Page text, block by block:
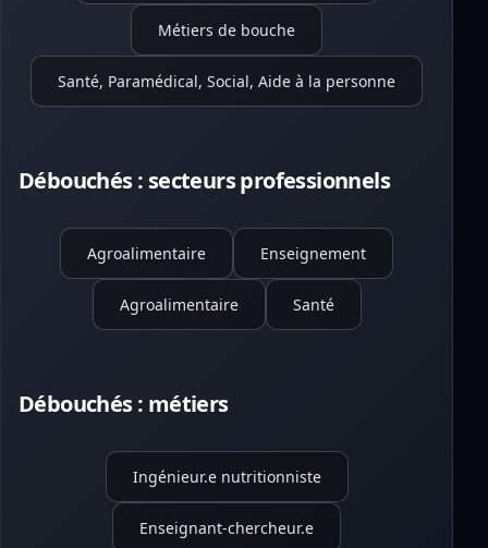
Métiers de bouche
Santé, Paramédical, Social, Aide à la personne
Débouchés : secteurs professionnels
Agroalimentaire Enseignement
Agroalimentaire Santé
Débouchés : métiers
Ingénieur.e nutritionniste
Enseignant-chercheur.e